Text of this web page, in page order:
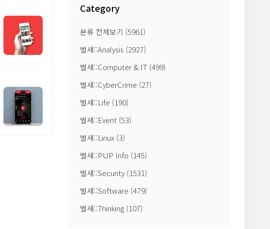
Category
분류 전체보기 (5961)
벌새::Analysis (2927)
벌새::Computer & IT (499)
벌새::CyberCrime (27)
벌새::Life (190)
벌새::Event (53)
벌새::Linux (3)
벌새::PUP Info (145)
벌새::Security (1531)
벌새::Software (479)
벌새::Thinking (107)